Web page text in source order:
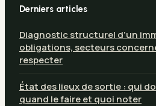
Derniers articles
Diagnostic structurel d’un
obligations, secteurs
respecter
État des lieux de sortie : qui
quand le faire et quoi noter